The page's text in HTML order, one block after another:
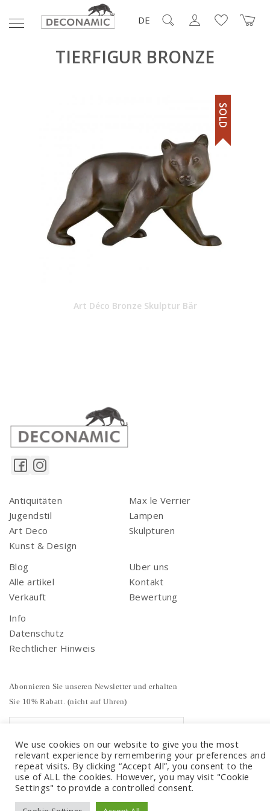
DE
TIERFIGUR BRONZE
Art Déco Bronze Skulptur Bär
SOLD
Antiquitäten
Jugendstil
Art Deco
Kunst & Design
Max le Verrier
Lampen
Skulpturen
Blog
Alle artikel
Verkauft
Uber uns
Kontakt
Bewertung
Info
Datenschutz
Rechtlicher Hinweis
Abonnieren Sie unseren Newsletter und erhalten
Sie 10% Rabatt. (nicht auf Uhren)
We use cookies on our website to give you the most
relevant experience by remembering your preferences and
repeat visits. By clicking “Accept All”, you consent to the
use of ALL the cookies. However, you may visit "Cookie
Settings" to provide a controlled consent.